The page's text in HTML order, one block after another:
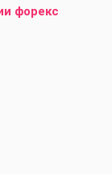
форекс